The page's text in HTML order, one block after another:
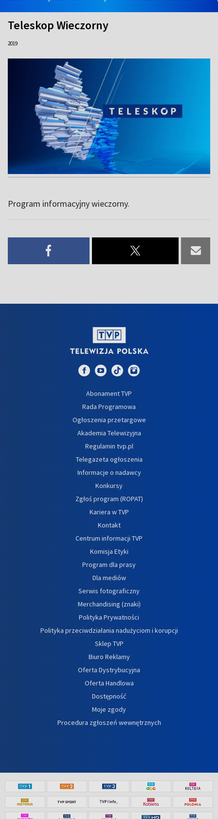
Teleskop Wieczorny
2019
Program informacyjny wieczorny.
Abonament TVP
Rada Programowa
Ogłoszenia przetargowe
Akademia Telewizyjna
Regulamin tvp.pl
Telegazeta ogłoszenia
Informacje o nadawcy
Konkursy
Zgłoś program (ROPAT)
Kariera w TVP
Kontakt
Centrum informacji TVP
Komisja Etyki
Program dla prasy
Dla mediów
Serwis fotograficzny
Merchandising (znaki)
Polityka Prywatności
Polityka przeciwdziałania nadużyciom i korupcji
Sklep TVP
Biuro Reklamy
Oferta Dystrybucyjna
Oferta Handlowa
Dostępność
Moje zgody
Procedura zgłoszeń wewnętrznych